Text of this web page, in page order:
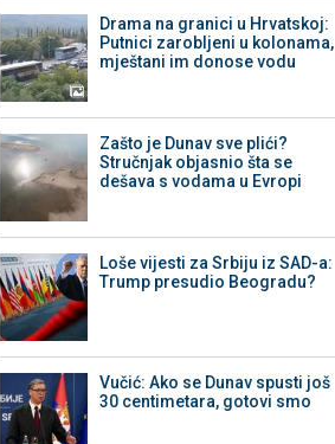
Drama na granici u Hrvatskoj:
Putnici zarobljeni u kolonama,
mještani im donose vodu
Zašto je Dunav sve plići?
Stručnjak objasnio šta se
dešava s vodama u Evropi
Loše vijesti za Srbiju iz SAD-a:
Trump presudio Beogradu?
Vučić: Ako se Dunav spusti još
30 centimetara, gotovi smo